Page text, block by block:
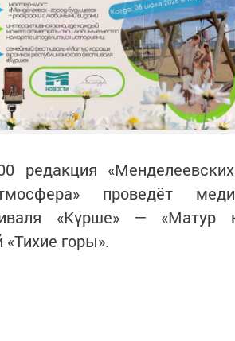
редакция
проведёт
«Күрше» — «Матур
горы».